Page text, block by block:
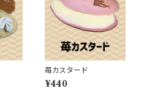
苺カスタード
¥440